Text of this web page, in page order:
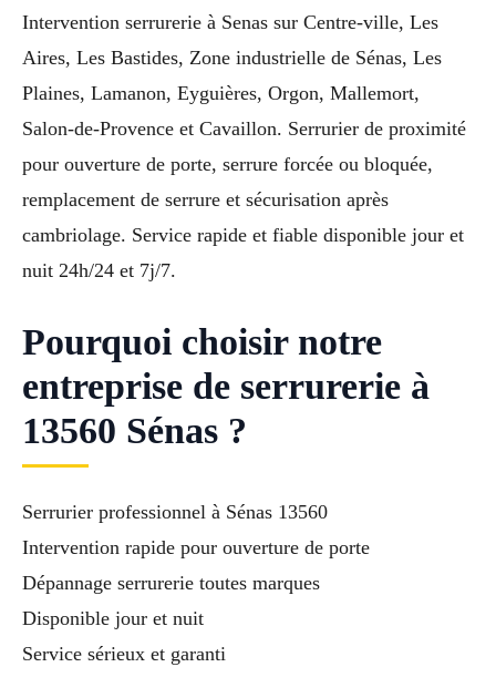
Intervention serrurerie à Senas sur Centre-ville, Les
Aires, Les Bastides, Zone industrielle de Sénas, Les
Plaines, Lamanon, Eyguières, Orgon, Mallemort,
Salon-de-Provence et Cavaillon. Serrurier de proximité
pour ouverture de porte, serrure forcée ou bloquée,
remplacement de serrure et sécurisation après
cambriolage. Service rapide et fiable disponible jour et
nuit 24h/24 et 7j/7.
Pourquoi choisir notre
entreprise de serrurerie à
13560 Sénas ?
Serrurier professionnel à Sénas 13560
Intervention rapide pour ouverture de porte
Dépannage serrurerie toutes marques
Disponible jour et nuit
Service sérieux et garanti